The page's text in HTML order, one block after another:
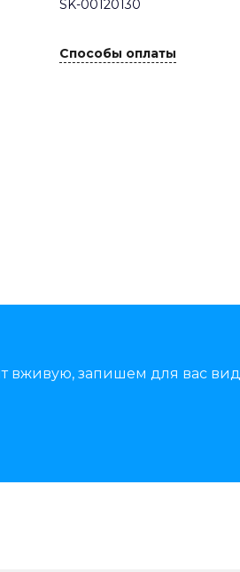
SK-00120130
Способы оплаты
вживую, запишем для вас